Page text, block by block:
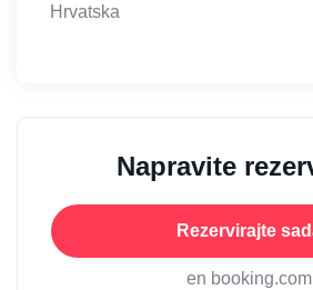
Hrvatska
Napravite
Rezervirajte
en booking.com